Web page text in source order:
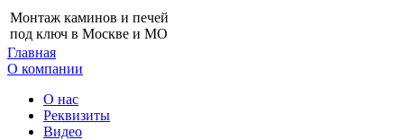
Монтаж каминов и печей
под ключ в Москве и МО
Главная
О компании
О нас
Реквизиты
Видео